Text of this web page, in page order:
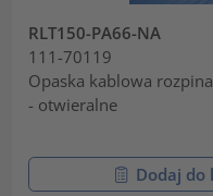
RLT150-PA66-NA
111-70119
Opaska kablowa
- otwieralne
Dodaj do